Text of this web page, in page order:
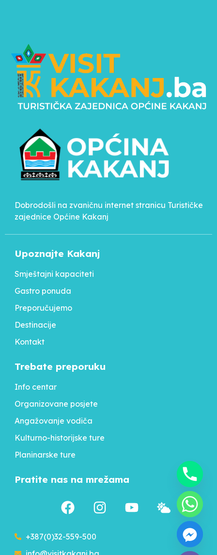
Dobrodošli na zvaničnu internet stranicu Turističke
zajednice Općine Kakanj
Upoznajte Kakanj
Smještajni kapaciteti
Gastro ponuda
Preporučujemo
Destinacije
Kontakt
Trebate preporuku
Info centar
Organizovane posjete
Angažovanje vodiča
Kulturno-historijske ture
Planinarske ture
Pratite nas na mrežama
+387(0)32-559-500